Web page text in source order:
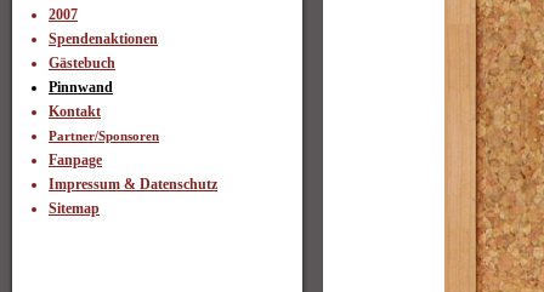
2007
Spendenaktionen
Gästebuch
Pinnwand
Kontakt
Partner/Sponsoren
Fanpage
Impressum & Datenschutz
Sitemap